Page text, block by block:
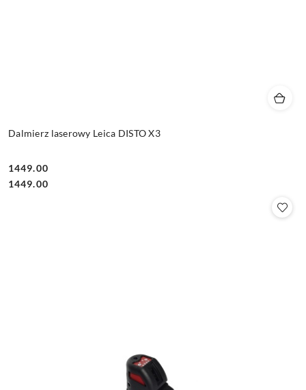
Dalmierz laserowy Leica DISTO X3
Cena:
1449.00
Cena:
1449.00